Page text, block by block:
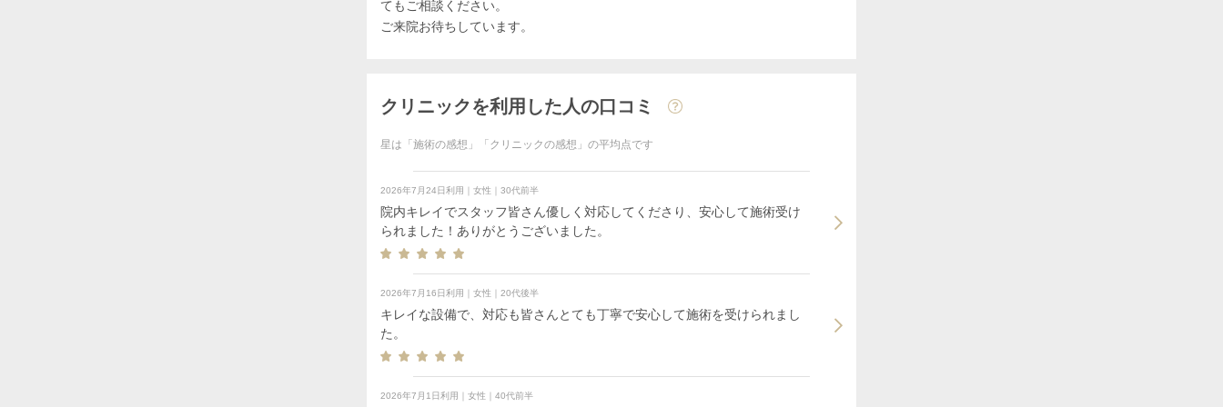
てもご相談ください。
クリニックを利用した人の口コミ
星は「施術の感想」「クリニックの感想」の平均点です
2026年7月24日利用｜女性｜30代前半
院内キレイでスタッフ皆さん優しく対応してくださり、安心して施術受け
られました！ありがとうございました。
2026年7月16日利用｜女性｜20代後半
キレイな設備で、対応も皆さんとても丁寧で安心して施術を受けられまし
た。
2026年7月1日利用｜女性｜40代前半